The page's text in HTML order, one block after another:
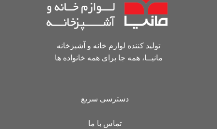
تولید کننده لوازم خانه و آشپزخانه
مانیــا، همه جا برای همه خانواده ها
دسترسی سریع
تماس با ما